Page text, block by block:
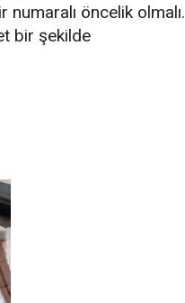
öncelik olmalı.
bir şekilde